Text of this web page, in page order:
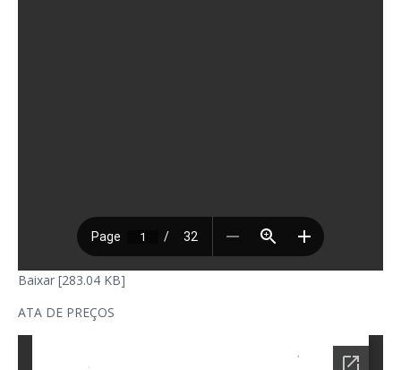
Baixar [283.04 KB]
ATA DE PREÇOS